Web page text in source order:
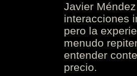
Javier
interacciones
pero la
menudo
entender
precio.